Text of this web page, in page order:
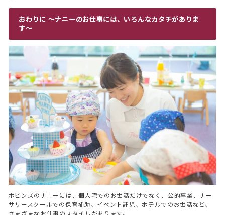
トップ
ナニーサービス
おわりに 〜ナニーのお仕事には、いろんなカタチがありま
す〜
ポピンズのナニーには、個人宅でのお世話だけでなく、公的事業、ナー
サリースクールでの保育補助、イベント託児、ホテルでのお世話など、